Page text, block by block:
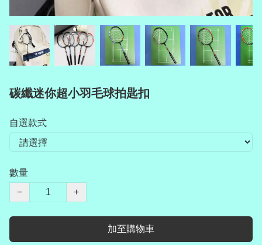
碳纖迷你超小羽毛球拍匙扣
自選款式
數量
−
+
加至購物車